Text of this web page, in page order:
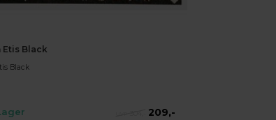
Etis Black
Black
209,-